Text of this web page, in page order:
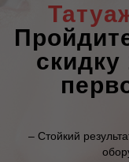
– Стойкий